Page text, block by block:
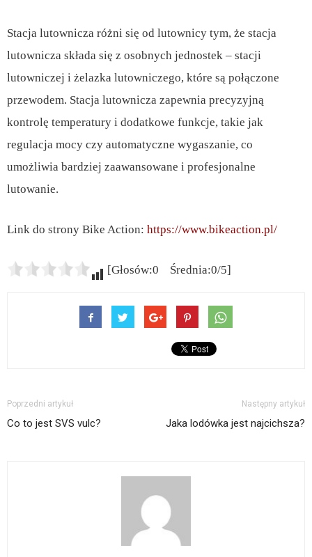
Stacja lutownicza różni się od lutownicy tym, że stacja
lutownicza składa się z osobnych jednostek – stacji
lutowniczej i żelazka lutowniczego, które są połączone
przewodem. Stacja lutownicza zapewnia precyzyjną
kontrolę temperatury i dodatkowe funkcje, takie jak
regulacja mocy czy automatyczne wygaszanie, co
umożliwia bardziej zaawansowane i profesjonalne
lutowanie.
Link do strony Bike Action: https://www.bikeaction.pl/
[Głosów:0 Średnia:0/5]
Poprzedni artykuł
Co to jest SVS vulc?
Następny artykuł
Jaka lodówka jest najcichsza?